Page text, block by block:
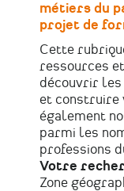
métiers du
projet de
Cette
ressources
découvrir
et construire
également
parmi les
professions
Votre
Zone